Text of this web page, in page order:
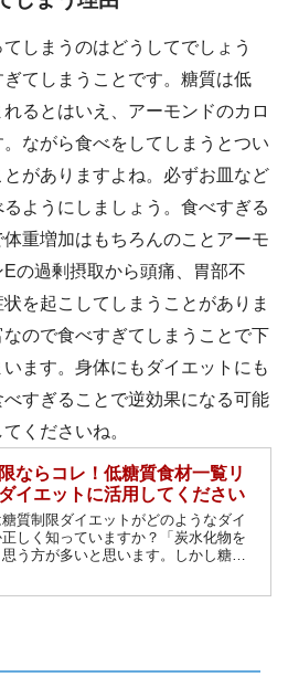
しまうのはどうしてでしょう
てしまうことです。糖質は低
るとはいえ、アーモンドのカロ
ながら食べをしてしまうとつい
がありますよね。必ずお皿など
ようにしましょう。食べすぎる
重増加はもちろんのことアーモ
の過剰摂取から頭痛、胃部不
を起こしてしまうことがありま
ので食べすぎてしまうことで下
ます。身体にもダイエットにも
すぎることで逆効果になる可能
くださいね。
ならコレ！低糖質食材一覧リ
イエットに活用してください
質制限ダイエットがどのようなダイ
しく知っていますか？「炭水化物を
う方が多いと思います。しかし糖質